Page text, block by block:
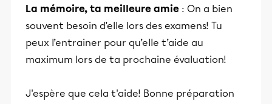
La mémoire, ta meilleure amie : On a bien
souvent besoin d’elle lors des examens! Tu
peux l’entrainer pour qu’elle t’aide au
maximum lors de ta prochaine évaluation!
J'espère que cela t'aide! Bonne préparation